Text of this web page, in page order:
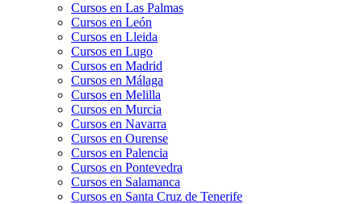
Cursos en Las Palmas
Cursos en León
Cursos en Lleida
Cursos en Lugo
Cursos en Madrid
Cursos en Málaga
Cursos en Melilla
Cursos en Murcia
Cursos en Navarra
Cursos en Ourense
Cursos en Palencia
Cursos en Pontevedra
Cursos en Salamanca
Cursos en Santa Cruz de Tenerife